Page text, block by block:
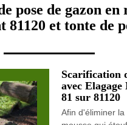
pose de gazon en
81120 et tonte de
Scarification
avec
81 sur 81120
Afin d'éliminer la